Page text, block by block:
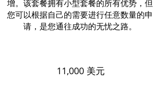
增。该套餐拥有小型套餐的所有优势，但
您可以根据自己的需要进行任意数量的申
请，是您通往成功的无忧之路。
11,000 美元